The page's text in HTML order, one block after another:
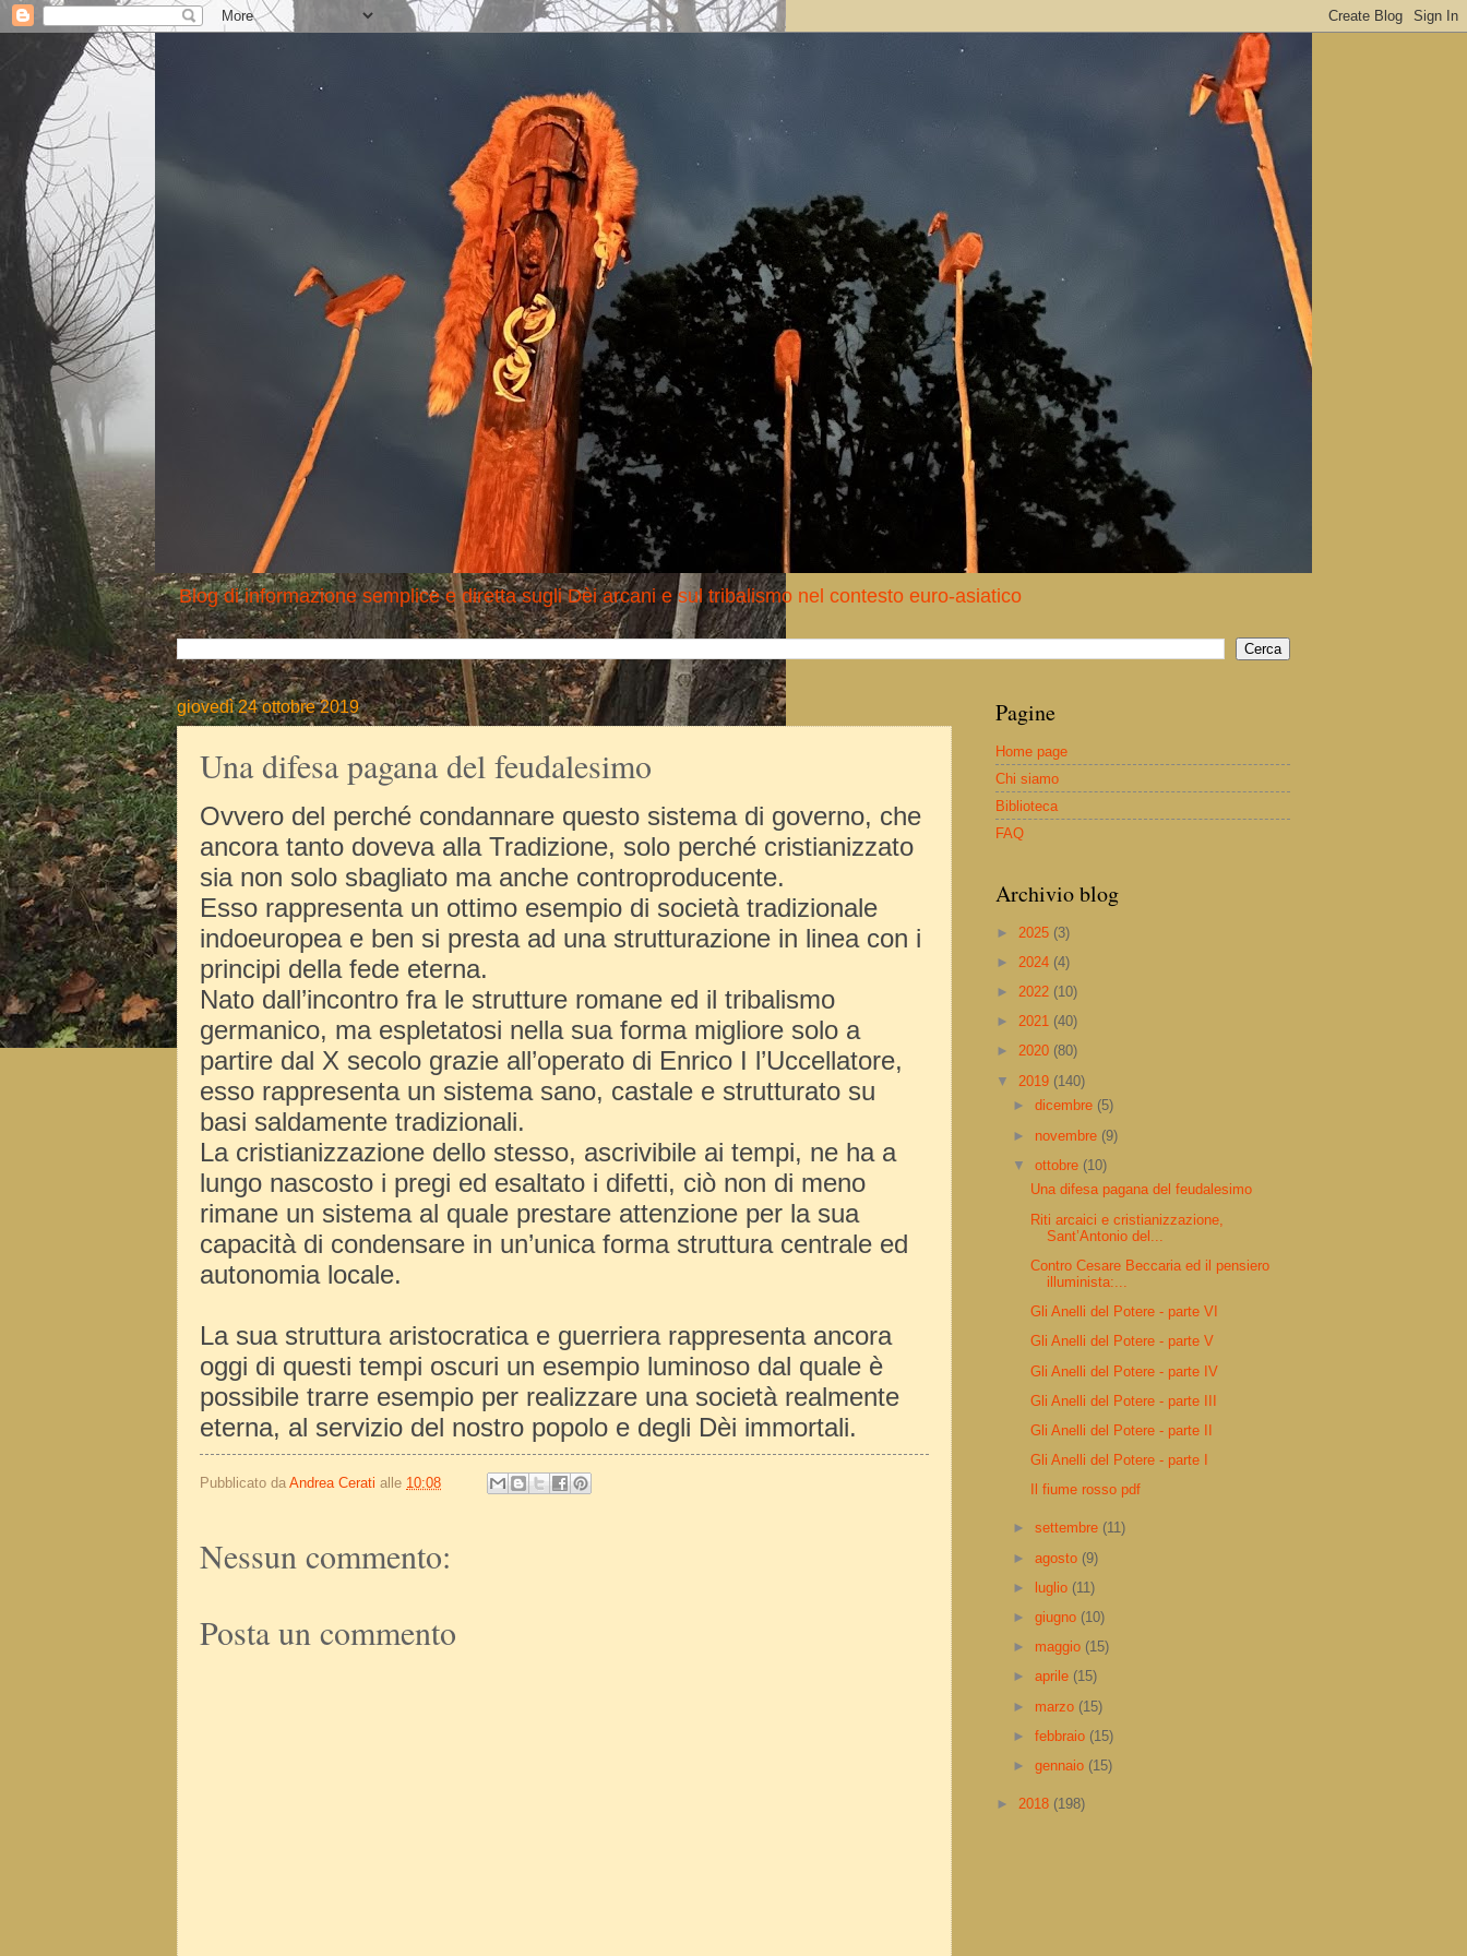
Blog di informazione semplice e diretta sugli Dèi arcani e sul tribalismo nel contesto euro-asiatico
giovedì 24 ottobre 2019
Una difesa pagana del feudalesimo
Ovvero del perché condannare questo sistema di governo, che
ancora tanto doveva alla Tradizione, solo perché cristianizzato
sia non solo sbagliato ma anche controproducente.
Esso rappresenta un ottimo esempio di società tradizionale
indoeuropea e ben si presta ad una strutturazione in linea con i
principi della fede eterna.
Nato dall’incontro fra le strutture romane ed il tribalismo
germanico, ma espletatosi nella sua forma migliore solo a
partire dal X secolo grazie all’operato di Enrico I l’Uccellatore,
esso rappresenta un sistema sano, castale e strutturato su
basi saldamente tradizionali.
La cristianizzazione dello stesso, ascrivibile ai tempi, ne ha a
lungo nascosto i pregi ed esaltato i difetti, ciò non di meno
rimane un sistema al quale prestare attenzione per la sua
capacità di condensare in un’unica forma struttura centrale ed
autonomia locale.
La sua struttura aristocratica e guerriera rappresenta ancora
oggi di questi tempi oscuri un esempio luminoso dal quale è
possibile trarre esempio per realizzare una società realmente
eterna, al servizio del nostro popolo e degli Dèi immortali.
Pubblicato da Andrea Cerati alle 10:08
Nessun commento:
Posta un commento
Pagine
Home page
Chi siamo
Biblioteca
FAQ
Archivio blog
► 2025 (3)
► 2024 (4)
► 2022 (10)
► 2021 (40)
► 2020 (80)
▼ 2019 (140)
►dicembre (5)
► novembre (9)
▼ottobre (10)
Una difesa pagana del feudalesimo
Riti arcaici e cristianizzazione,
Sant’Antonio del...
Contro Cesare Beccaria ed il pensiero
illuminista:...
Gli Anelli del Potere - parte VI
Gli Anelli del Potere - parte V
Gli Anelli del Potere - parte IV
Gli Anelli del Potere - parte III
Gli Anelli del Potere - parte II
Gli Anelli del Potere - parte I
Il fiume rosso pdf
►settembre (11)
►agosto (9)
►
luglio (11)
►giugno (10)
► maggio (15)
►aprile (15)
► marzo (15)
►febbraio (15)
►gennaio (15)
► 2018 (198)